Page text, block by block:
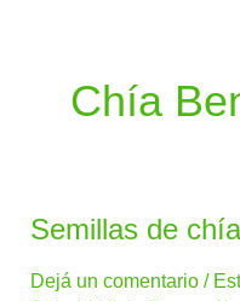
Chía
Semillas de
Dejá un comentario /
Semillas
chía